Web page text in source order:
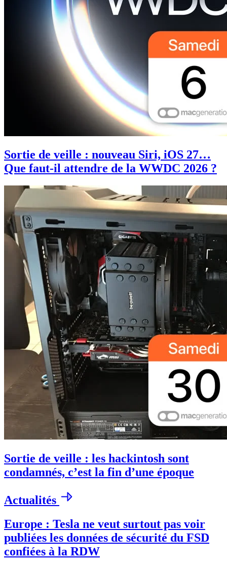
Sortie de veille : nouveau Siri, iOS 27…
Que faut-il attendre de la WWDC 2026 ?
Sortie de veille : les hackintosh sont
condamnés, c’est la fin d’une époque
Actualités
Europe : Tesla ne veut surtout pas voir
publiées les données de sécurité du FSD
confiées à la RDW